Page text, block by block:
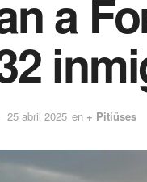
a
25 abril 2025 en + Pitiüses